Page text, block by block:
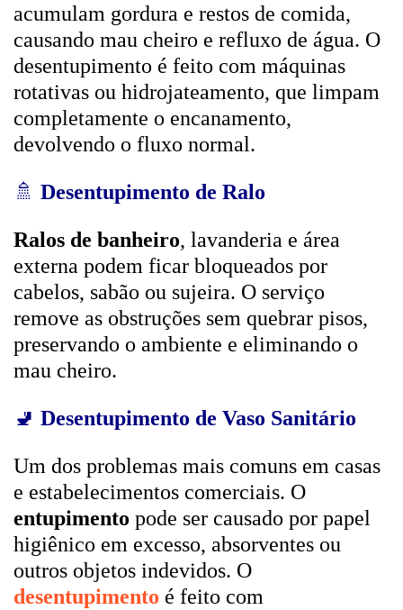
acumulam gordura e restos de comida,
causando mau cheiro e refluxo de água. O
desentupimento é feito com máquinas
rotativas ou hidrojateamento, que limpam
completamente o encanamento,
devolvendo o fluxo normal.
🚿 Desentupimento de Ralo
Ralos de banheiro, lavanderia e área
externa podem ficar bloqueados por
cabelos, sabão ou sujeira. O serviço
remove as obstruções sem quebrar pisos,
preservando o ambiente e eliminando o
mau cheiro.
🚽 Desentupimento de Vaso Sanitário
Um dos problemas mais comuns em casas
e estabelecimentos comerciais. O
entupimento pode ser causado por papel
higiênico em excesso, absorventes ou
outros objetos indevidos. O
desentupimento é feito com